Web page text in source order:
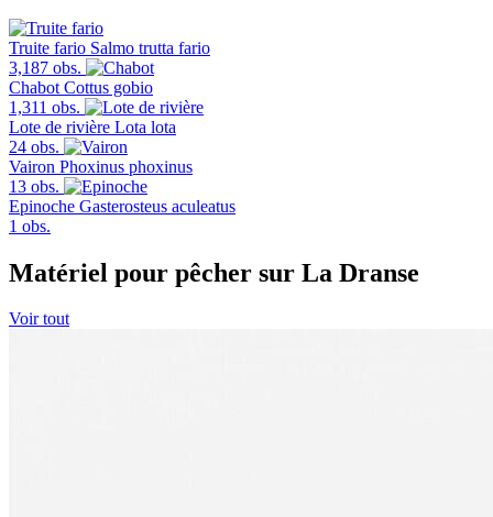
Truite fario Salmo trutta fario
3,187 obs.
Chabot Cottus gobio
1,311 obs.
Lote de rivière Lota lota
24 obs.
Vairon Phoxinus phoxinus
13 obs.
Epinoche Gasterosteus aculeatus
1 obs.
Matériel pour pêcher sur La Dranse
Voir tout